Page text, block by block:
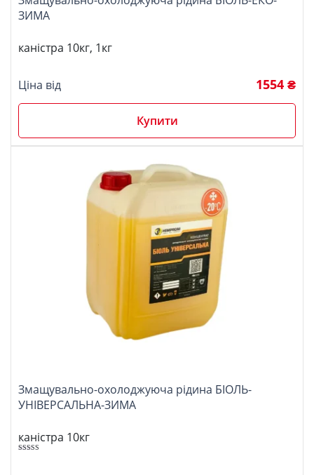
ЗИМА
каністра 10кг, 1кг
Ціна від 1554 ₴
Купити
Змащувально-охолоджуюча рідина БІОЛЬ-
УНІВЕРСАЛЬНА-ЗИМА
каністра 10кг